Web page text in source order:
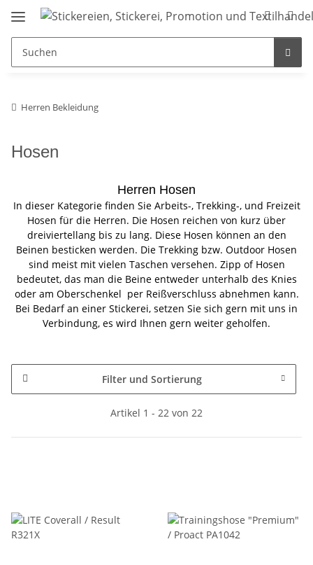
Herren Bekleidung
Hosen
Herren Hosen
In dieser Kategorie finden Sie Arbeits-, Trekking-, und Freizeit
Hosen für die Herren. Die Hosen reichen von kurz über
dreiviertellang bis zu lang. Diese Hosen können an den
Beinen besticken werden. Die Trekking bzw. Outdoor Hosen
sind meist mit vielen Taschen versehen. Zipp of Hosen
bedeutet, das man die Beine entweder unterhalb des Knies
oder am Oberschenkel per Reißverschluss abnehmen kann.
Bei Bedarf an einer Stickerei, setzen Sie sich gern mit uns in
Verbindung, es wird Ihnen gern weiter geholfen.
Filter und Sortierung
Artikel 1 - 22 von 22